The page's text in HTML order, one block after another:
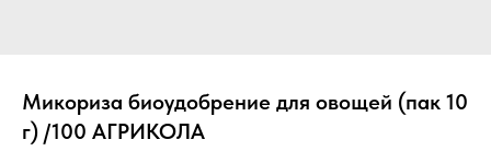
Микориза биоудобрение для овощей (пак 10
г) /100 АГРИКОЛА